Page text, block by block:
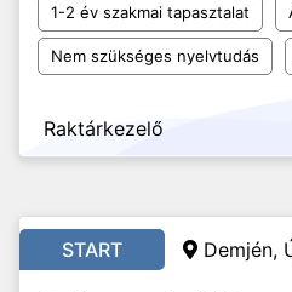
1-2 év szakmai tapasztalat
Nem szükséges nyelvtudás
Raktárkezelő
START Demjén,